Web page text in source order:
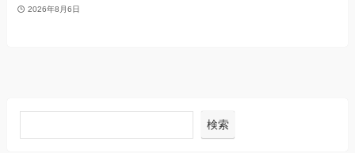
2026年8月6日
検索